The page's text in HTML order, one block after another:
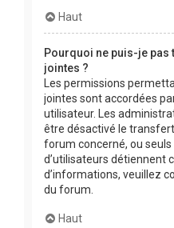
Haut
Pourquoi ne puis-je
jointes ?
Les permissions
jointes sont accordées
utilisateur. Les
être désactivé le
forum concerné, ou
d’utilisateurs détiennent
d’informations, veuillez
du forum.
Haut